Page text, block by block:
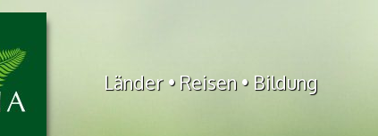
Länder • Reisen • Bildung